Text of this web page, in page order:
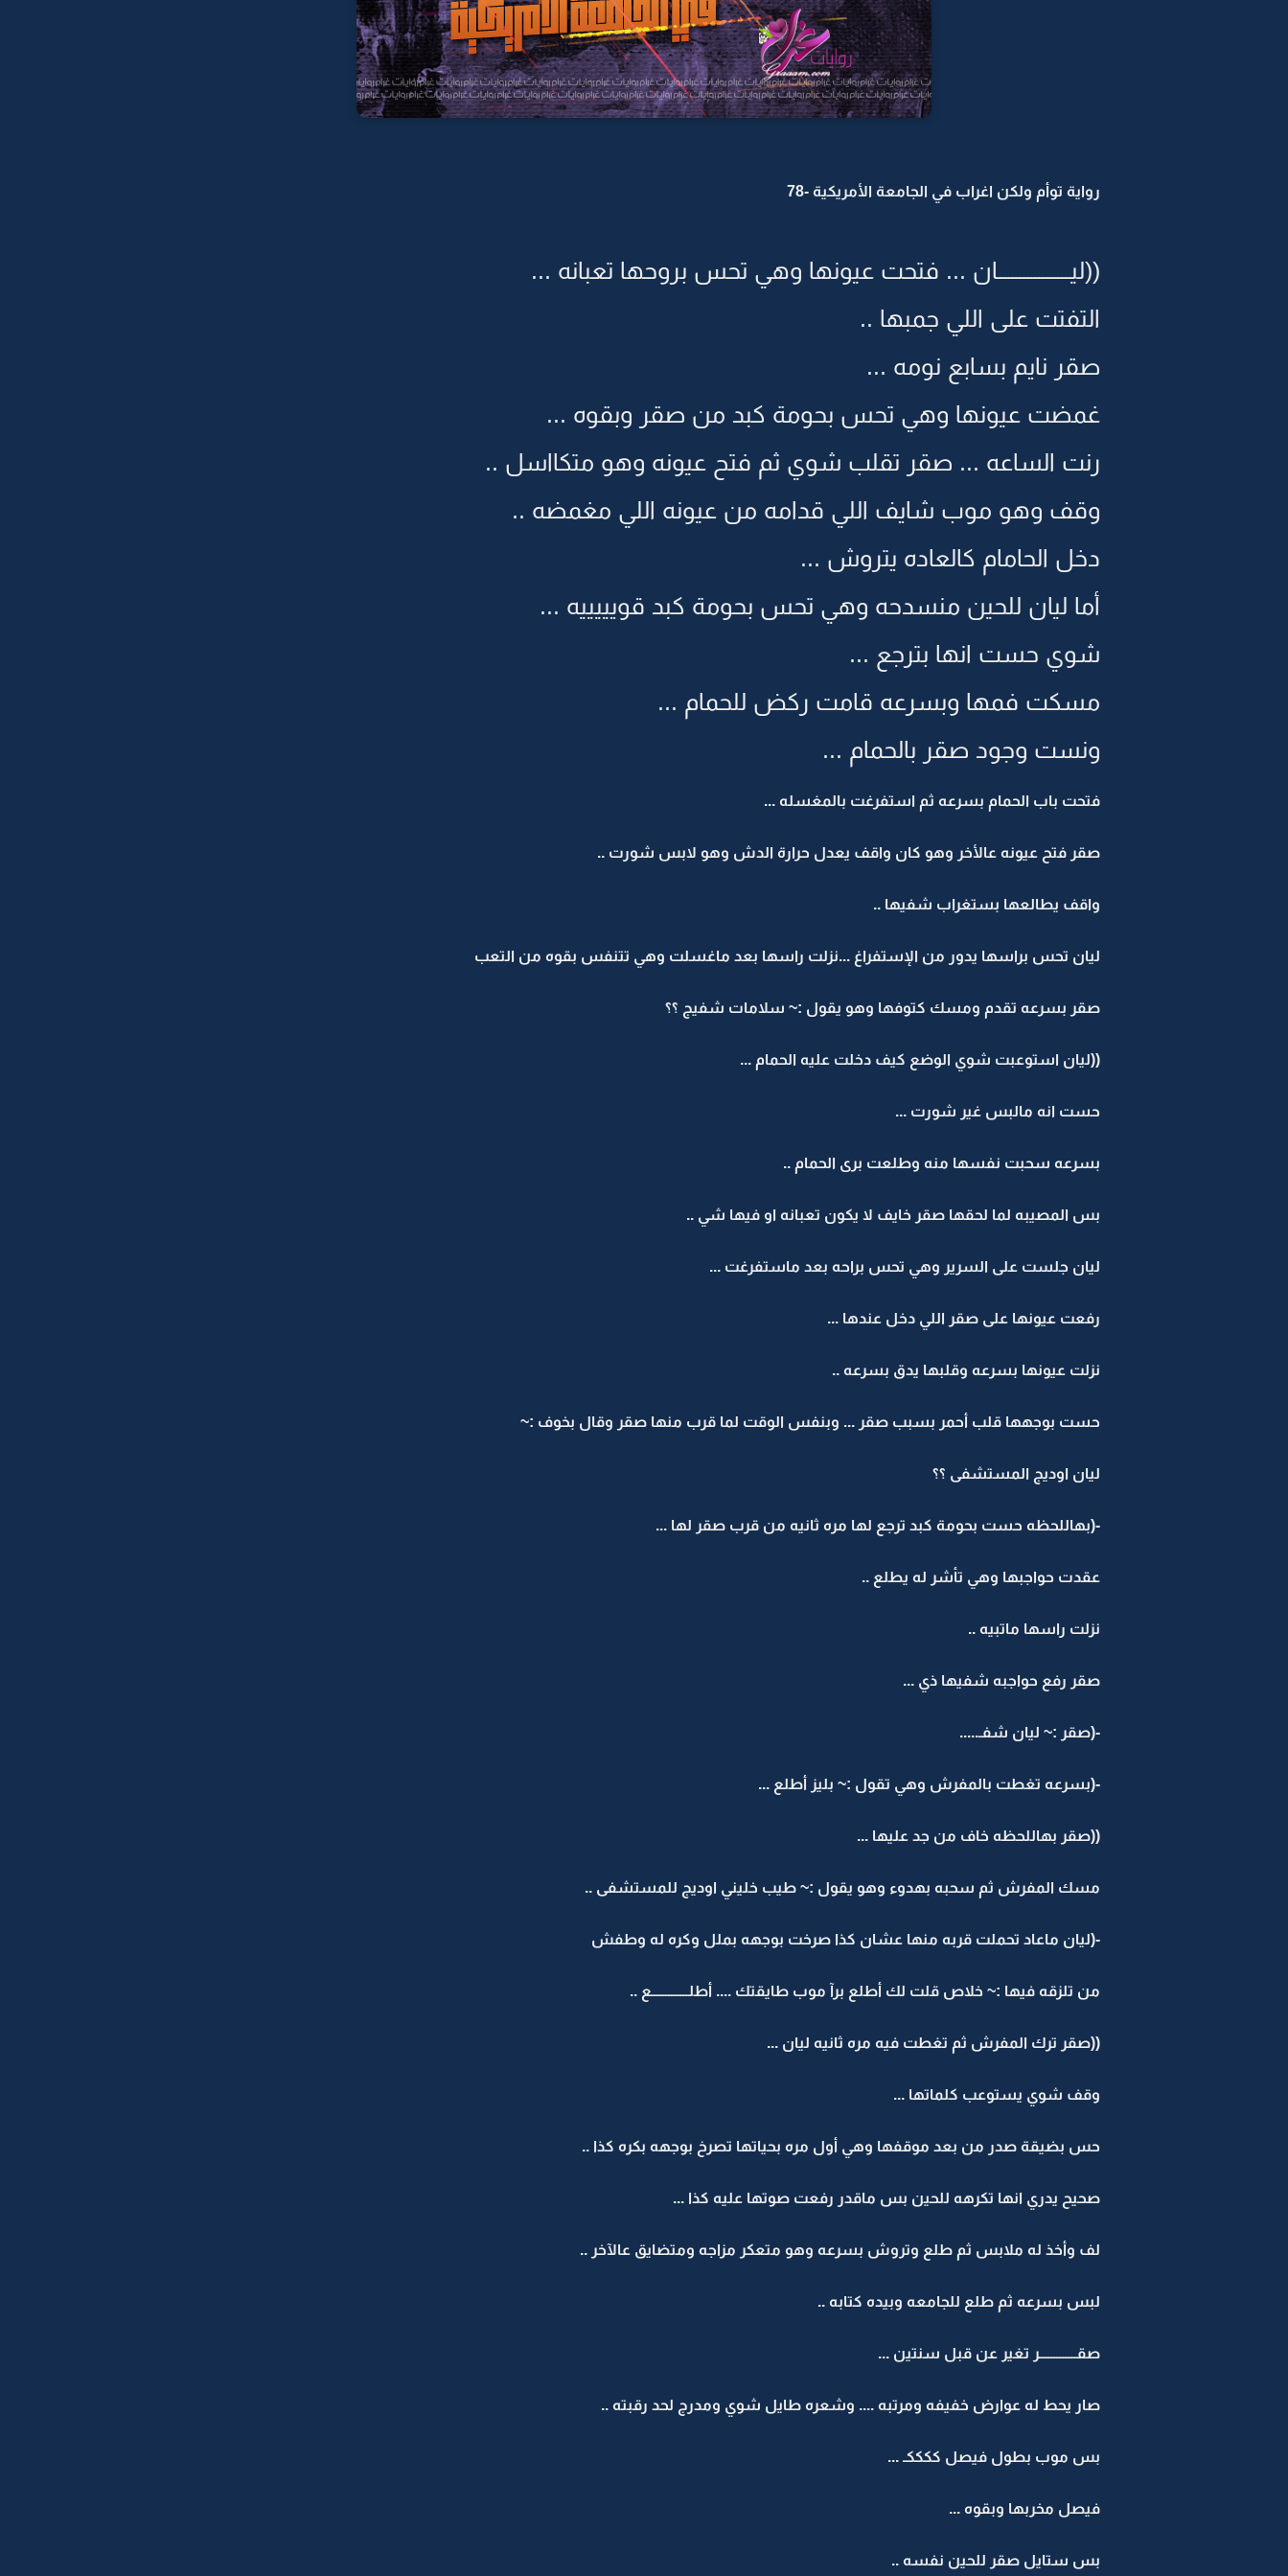
رواية توأم ولكن اغراب في الجامعة الأمريكية -78
((ليـــــــــــــــــــان ... فتحت عيونها وهي تحس بروحها تعبانه ...
التفتت على اللي جمبها ..
صقر نايم بسابع نومه ...
غمضت عيونها وهي تحس بحومة كبد من صقر وبقوه ...
رنت الساعه ... صقر تقلب شوي ثم فتح عيونه وهو متكااسل ..
وقف وهو موب شايف اللي قدامه من عيونه اللي مغمضه ..
دخل الحامام كالعاده يتروش ...
أما ليان للحين منسدحه وهي تحس بحومة كبد قويييييه ...
شوي حست انها بترجع ...
مسكت فمها وبسرعه قامت ركض للحمام ...
ونست وجود صقر بالحمام ...
فتحت باب الحمام بسرعه ثم استفرغت بالمغسله ...
صقر فتح عيونه عالأخر وهو كان واقف يعدل حرارة الدش وهو لابس شورت ..
واقف يطالعها بستغراب شفيها ..
ليان تحس براسها يدور من الإستفراغ ...نزلت راسها بعد ماغسلت وهي تتنفس بقوه من التعب
صقر بسرعه تقدم ومسك كتوفها وهو يقول :~ سلامات شفيج ؟؟
((ليان استوعبت شوي الوضع كيف دخلت عليه الحمام ...
حست انه مالبس غير شورت ...
بسرعه سحبت نفسها منه وطلعت برى الحمام ..
بس المصيبه لما لحقها صقر خايف لا يكون تعبانه او فيها شي ..
ليان جلست على السرير وهي تحس براحه بعد ماستفرغت ...
رفعت عيونها على صقر اللي دخل عندها ...
نزلت عيونها بسرعه وقلبها يدق بسرعه ..
حست بوجهها قلب أحمر بسبب صقر ... وبنفس الوقت لما قرب منها صقر وقال بخوف :~
ليان اوديج المستشفى ؟؟
-(بهاللحظه حست بحومة كبد ترجع لها مره ثانيه من قرب صقر لها ...
عقدت حواجبها وهي تأشر له يطلع ..
نزلت راسها ماتبيه ..
صقر رفع حواجبه شفيها ذي ...
-(صقر :~ ليان شفـ.....
-(بسرعه تغطت بالمفرش وهي تقول :~ بليز أطلع ...
((صقر بهاللحظه خاف من جد عليها ...
مسك المفرش ثم سحبه بهدوء وهو يقول :~ طيب خليني اوديج للمستشفى ..
-(ليان ماعاد تحملت قربه منها عشان كذا صرخت بوجهه بملل وكره له وطفش
من تلزقه فيها :~ خلاص قلت لك أطلع برآ موب طايقتك .... أطلـــــــــــــع ..
((صقر ترك المفرش ثم تغطت فيه مره ثانيه ليان ...
وقف شوي يستوعب كلماتها ...
حس بضيقة صدر من بعد موقفها وهي أول مره بحياتها تصرخ بوجهه بكره كذا ..
صحيح يدري انها تكرهه للحين بس ماقدر رفعت صوتها عليه كذا ...
لف وأخذ له ملابس ثم طلع وتروش بسرعه وهو متعكر مزاجه ومتضايق عالآخر ..
لبس بسرعه ثم طلع للجامعه وبيده كتابه ..
صقـــــــــــــر تغير عن قبل سنتين ...
صار يحط له عوارض خفيفه ومرتبه .... وشعره طايل شوي ومدرج لحد رقبته ..
بس موب بطول فيصل ككككـ ...
فيصل مخربها وبقوه ...
بس ستايل صقر للحين نفسه ..